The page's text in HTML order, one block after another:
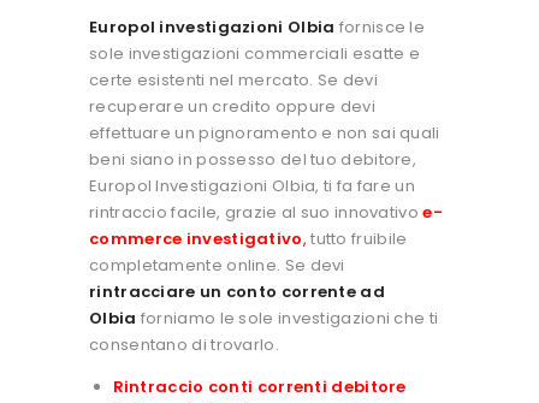
Europol investigazioni Olbia fornisce le
sole investigazioni commerciali esatte e
certe esistenti nel mercato. Se devi
recuperare un credito oppure devi
effettuare un pignoramento e non sai quali
beni siano in possesso del tuo debitore,
Europol Investigazioni Olbia, ti fa fare un
rintraccio facile, grazie al suo innovativoe-
commerce investigativo, tutto fruibile
completamente online. Se devi
rintracciare un conto corrente ad
Olbia forniamo le sole investigazioni che ti
consentano di trovarlo.
Rintraccio conti correnti debitore